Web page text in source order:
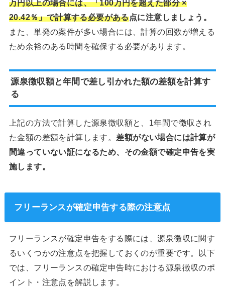
万円以上の場合には、「100万円を超えた部分 ×
20.42％」で計算する必要がある点に注意しましょう。
また、単発の案件が多い場合には、計算の回数が増える
ため余裕のある時間を確保する必要があります。
源泉徴収額と年間で差し引かれた額の差額を計算す
る
上記の方法で計算した源泉徴収額と、1年間で徴収され
た金額の差額を計算します。 差額がない場合には計算が
間違っていない証になるため、その金額で確定申告を実
施します。
フリーランスが確定申告する際の注意点
フリーランスが確定申告をする際には、源泉徴収に関す
るいくつかの注意点を把握しておくのが重要です。以下
では、フリーランスの確定申告時における源泉徴収のポ
イント・注意点を解説します。